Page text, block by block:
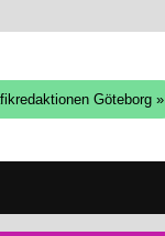
Göteborg »